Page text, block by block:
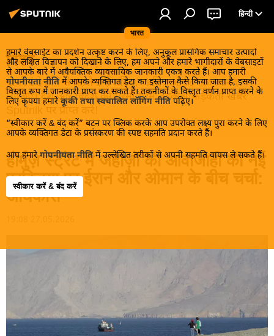
भारत
हिन्दी
हमारे वेबसाईट का प्रदर्शन उत्कृष्ट करने के लिए, अनुकूल प्रासंगिक समाचार उत्पादों
और लक्षित विज्ञापन को दिखाने के लिए, हम अपने और हमारे भागीदारों के वेबसाइटों
से आपके बारे में अवैयक्तिक व्यावसायिक जानकारी एकत्र करते हैं। आप हमारी
गोपनीयता नीति में आपके व्यक्तिगत डेटा का इस्तेमाल कैसे किया जाता है, इसकी
विस्तृत रूप में जानकारी प्राप्त कर सकते हैं। तकनीकों के विस्तृत वर्णन प्राप्त करने के
लिए कृपया हमारे कूकी तथा स्वचालित लॉगिंग नीति पढ़िए।
“स्वीकार करें & बंद करें” बटन पर क्लिक करके आप उपरोक्त लक्ष्य पुरा करने के लिए
आपके व्यक्तिगत डेटा के प्रसंस्करण की स्पष्ट सहमति प्रदान करते हैं।
आप हमारे गोपनीयता नीति में उल्लेखित तरीकों से अपनी सहमति वापस ले सकते हैं।
स्वीकार करें & बंद करें
विश्व
खबरें ठंडे होने से पहले इन्हें पढ़िए, जानिए और इनका आनंद
लीजिए। देश और विदेश की गरमा गरम तड़कती फड़कती खबरें
Sputnik पर प्राप्त करें!
होर्मुज़ स्ट्रेट में जहाज़ों की आवाजाही की नई
प्रक्रिया पर ईरान और ओमान के बीच चर्चा:
अधिकारी